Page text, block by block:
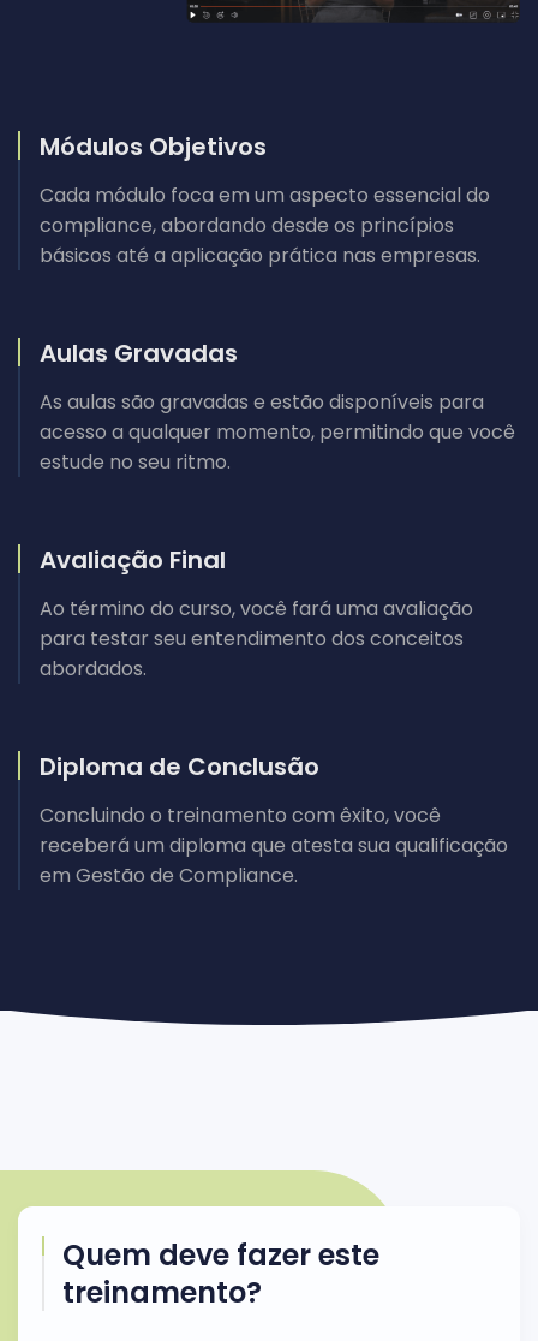
Módulos Objetivos
Cada módulo foca em um aspecto essencial do
compliance, abordando desde os princípios
básicos até a aplicação prática nas empresas.
Aulas Gravadas
As aulas são gravadas e estão disponíveis para
acesso a qualquer momento, permitindo que você
estude no seu ritmo.
Avaliação Final
Ao término do curso, você fará uma avaliação
para testar seu entendimento dos conceitos
abordados.
Diploma de Conclusão
Concluindo o treinamento com êxito, você
receberá um diploma que atesta sua qualificação
em Gestão de Compliance.
Quem deve fazer este
treinamento?